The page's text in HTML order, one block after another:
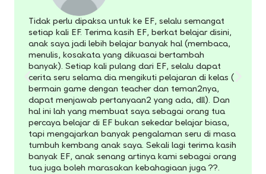
Tidak perlu dipaksa untuk ke EF, selalu semangat
setiap kali EF. Terima kasih EF, berkat belajar disini,
anak saya jadi lebih belajar banyak hal (membaca,
menulis, kosakata yang dikuasai bertambah
banyak). Setiap kali pulang dari EF, selalu dapat
cerita seru selama dia mengikuti pelajaran di kelas (
bermain game dengan teacher dan teman2nya,
dapat menjawab pertanyaan2 yang ada, dll). Dan
hal ini lah yang membuat saya sebagai orang tua
percaya belajar di EF bukan sekedar belajar biasa,
tapi mengajarkan banyak pengalaman seru di masa
tumbuh kembang anak saya. Sekali lagi terima kasih
banyak EF, anak senang artinya kami sebagai orang
tua juga boleh marasakan kebahagiaan juga ??.